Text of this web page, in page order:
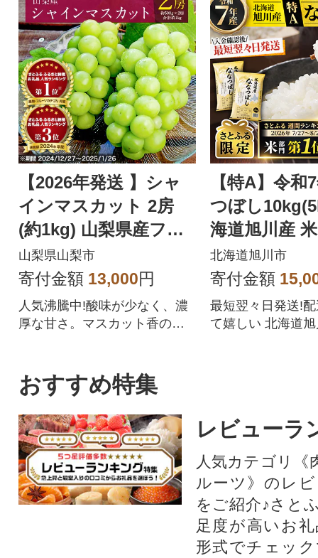
【2026年発送 】シャ
インマスカット 2房
(約1kg) 山梨県産フル
ーツ 人気のぶどう
山梨県山梨市
寄付金額 13,000円
人気沸騰中!酸味が少なく、濃
厚な甘さ。マスカット香の芳
トを中心にぶどうをたくさん
作っている農家が自信を持っ
てお届けします。
【特A】令和
つぼし
海道旭川産
【さとふる
57
北海道旭川市
寄付金額
最短翌々日発送!
て嬉しい 北海道
おすすめ特集
レビューラ
人気カテゴリ《
ルーツ》のレ
をご紹介♪さと
足度が高いお
形式でチェッ